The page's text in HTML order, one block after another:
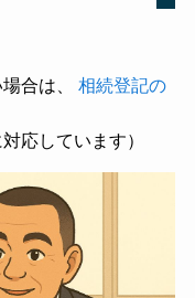
合は、 相続登記の
応しています）